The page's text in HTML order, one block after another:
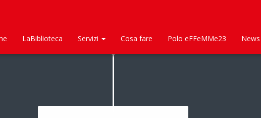
LaBiblioteca Servizi Cosa fare Polo eFFeMMe23 News